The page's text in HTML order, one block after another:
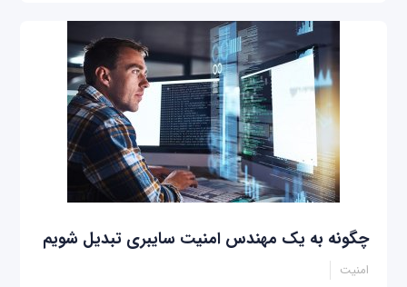
چگونه به یک مهندس امنیت سایبری تبدیل شویم
امنیت